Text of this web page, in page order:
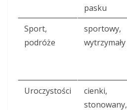
pasku
Sport,
podróże
sportowy,
wytrzymały
Uroczystości
cienki,
stonowany,